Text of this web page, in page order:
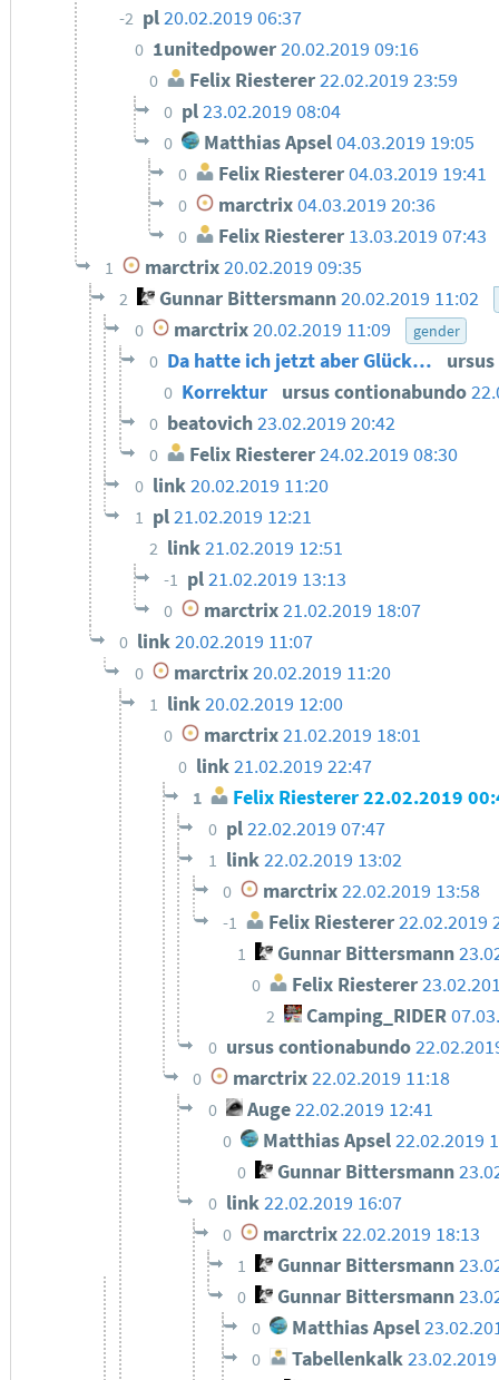
-2 pl20.02.2019 06:37
0 1unitedpower20.02.2019 09:16
0 Felix Riesterer 22.02.2019 23:59
0 pl23.02.2019 08:04
0 Matthias Apsel04.03.2019 19:05
0 Felix Riesterer04.03.2019 19:41
0 marctrix04.03.2019 20:36
0 Felix Riesterer 13.03.2019 07:43
1 marctrix20.02.2019 09:35
2 Gunnar Bittersmann20.02.2019 11:02
0 marctrix20.02.2019 11:09 gender
0 Da hatte ich jetzt aber Glück…
0 Korrektur ursus contionabundo
0 beatovich23.02.2019 20:42
0 Felix Riesterer 24.02.2019 08:30
0 link20.02.2019 11:20
1 pl21.02.2019 12:21
2 link21.02.2019 12:51
-1 pl21.02.2019 13:13
0 marctrix21.02.2019 18:07
0 link20.02.2019 11:07
0 marctrix20.02.2019 11:20
1 link20.02.2019 12:00
0 marctrix21.02.2019 18:01
0 link21.02.2019 22:47
1 Felix Riesterer22.02.2019
0 pl22.02.2019 07:47
1 link22.02.2019 13:02
0 marctrix 22.02.2019 13:58
-1 Felix Riesterer 22.02.2019
1 Gunnar Bittersmann
0 Felix Riesterer
2 Camping_RIDER
0 ursus contionabundo
0 marctrix22.02.2019 11:18
0 Auge22.02.2019 12:41
0 Matthias Apsel 22.02.2019
0 Gunnar Bittersmann
0 link22.02.2019 16:07
0 marctrix 22.02.2019 18:13
1 Gunnar Bittersmann
0 Gunnar Bittersmann
0 Matthias Apsel
0 Tabellenkalk